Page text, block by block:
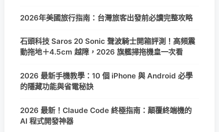
2026年美國旅行指南：台灣旅客出發前必讀完整攻略
石頭科技 Saros 20 Sonic 聲波騎士開箱評測！高頻震
動拖地＋4.5cm 越障，2026 旗艦掃拖機皇一次看
2026 最新手機教學：10 個 iPhone 與 Android 必學
的隱藏功能與省電秘訣
2026 最新！Claude Code 終極指南：顛覆終端機的
AI 程式開發神器